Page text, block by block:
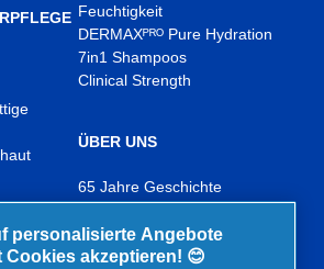
Feuchtigkeit
DERMAXᴾᴿᴼ Pure Hydration
7in1 Shampoos
Clinical Strength
ÜBER UNS
65 Jahre Geschichte
Kontakt
personalisierte Angebote
Cookies akzeptieren! 😊